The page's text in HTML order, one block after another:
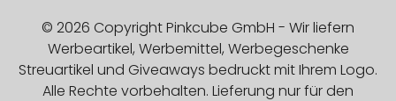
© 2026 Copyright Pinkcube GmbH - Wir liefern
Werbeartikel, Werbemittel, Werbegeschenke
Streuartikel und Giveaways bedruckt mit Ihrem Logo.
Alle Rechte vorbehalten. Lieferung nur für den